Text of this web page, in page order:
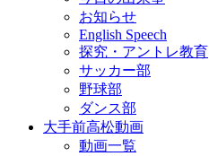
お知らせ
English Speech
探究・アントレ教育
サッカー部
野球部
ダンス部
大手前高松動画
動画一覧